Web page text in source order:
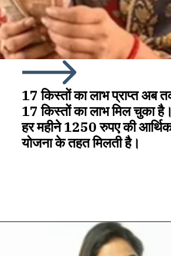
17 किस्तों का लाभ प्राप्त अब
17 किस्तों का लाभ मिल चुका
हर महीने 1250 रुपए की
योजना के तहत मिलती है।